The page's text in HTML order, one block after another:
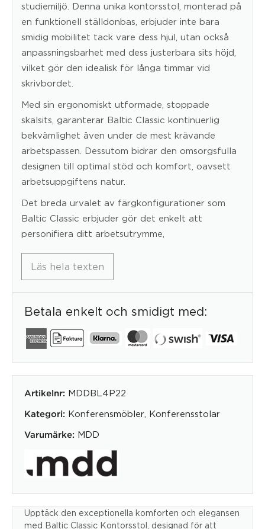
studiemiljö. Denna unika kontorsstol, monterad på
en funktionell ställdonbas, erbjuder inte bara
smidig mobilitet tack vare dess hjul, utan också
anpassningsbarhet med dess justerbara sits höjd,
vilket gör den idealisk för långa timmar vid
skrivbordet.
Med sin ergonomiskt utformade, stoppade
skalsits, garanterar Baltic Classic kontinuerlig
bekvämlighet även under de mest krävande
arbetspassen. Dessutom bidrar den omsorgsfulla
designen till optimal stöd och komfort, oavsett
arbetsuppgiftens natur.
Det breda urvalet av färgkonfigurationer som
Baltic Classic erbjuder gör det enkelt att
personifiera ditt arbetsutrymme,
Läs hela texten
Betala enkelt och smidigt med:
Artikelnr: MDDBL4P22
Kategori: Konferensmöbler Konferensstolar
Varumärke: MDD
Upptäck den exceptionella komforten och elegansen
med Baltic Classic Kontorsstol, designad för att